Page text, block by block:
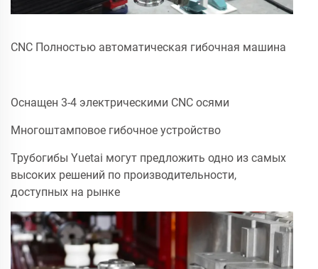
CNC Полностью автоматическая гибочная машина
Оснащен 3-4 электрическими CNC осями
Многоштамповое гибочное устройство
Трубогибы Yuetai могут предложить одно из самых
высоких решений по производительности,
доступных на рынке